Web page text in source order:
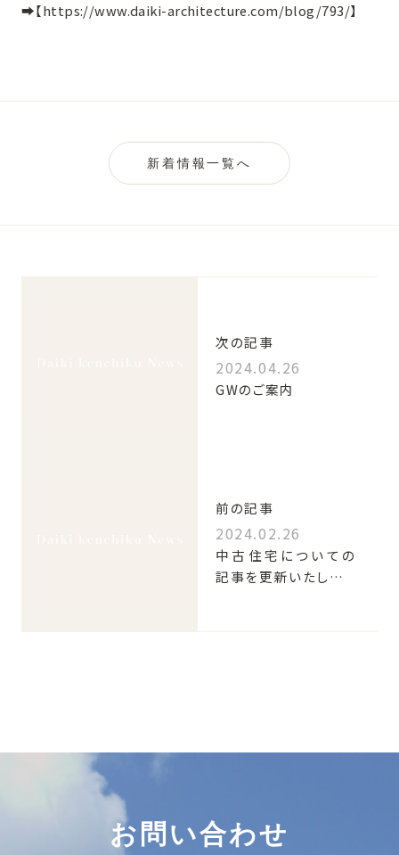
➡️【https://www.daiki-architecture.com/blog/793/】
新着情報一覧へ
前の記事
2024.02.26
中古住宅についての
記事を更新いたしまし
次の記事
2024.04.26
GWのご案内
お問い合わせ